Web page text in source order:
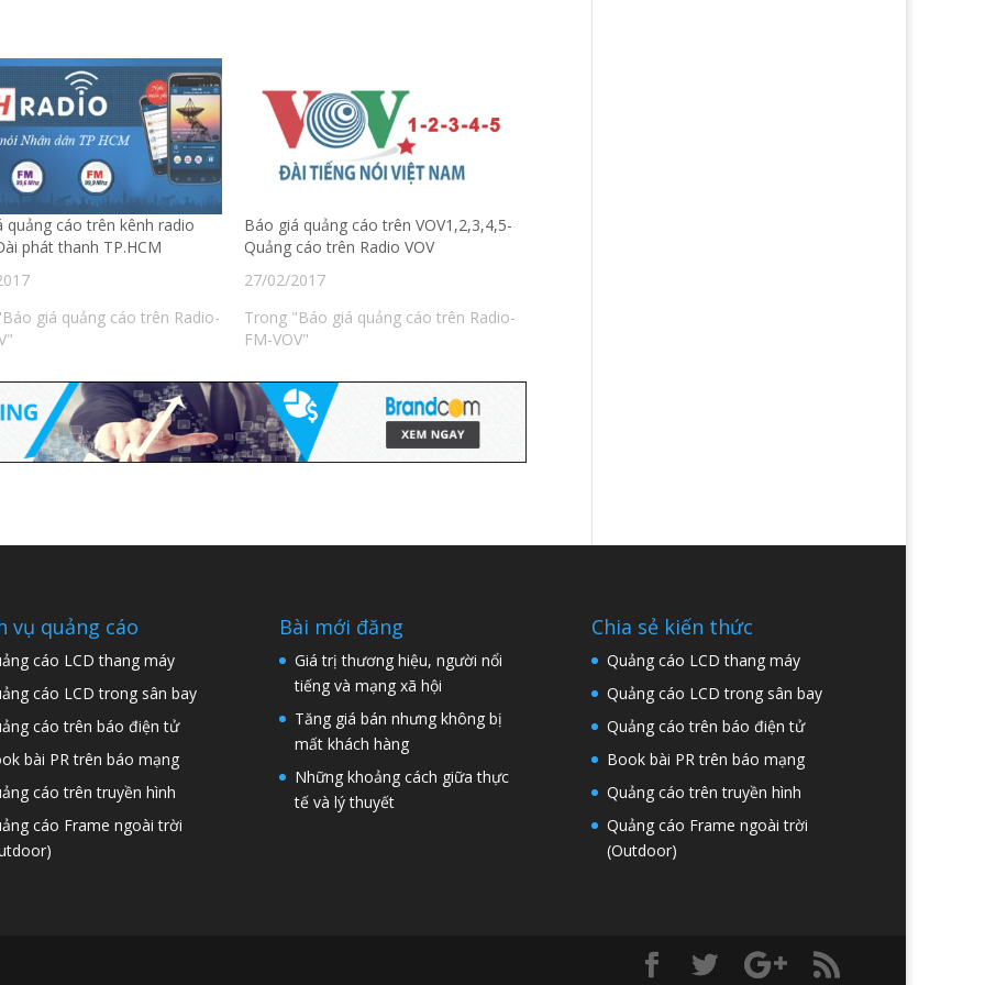
quảng cáo trên kênh radio
phát thanh TP.HCM
giá quảng cáo trên Radio-
Báo giá quảng cáo trên VOV1,2,3,4,5-
Quảng cáo trên Radio VOV
27/02/2017
Trong "Báo giá quảng cáo trên Radio-
FM-VOV"
vụ quảng cáo
cáo LCD thang máy
cáo LCD trong sân bay
cáo trên báo điện tử
bài PR trên báo mạng
cáo trên truyền hình
cáo Frame ngoài trời
Bài mới đăng
Giá trị thương hiệu, người nổi
tiếng và mạng xã hội
Tăng giá bán nhưng không bị
mất khách hàng
Những khoảng cách giữa thực
tế và lý thuyết
Chia sẻ kiến thức
Quảng cáo LCD thang máy
Quảng cáo LCD trong sân bay
Quảng cáo trên báo điện tử
Book bài PR trên báo mạng
Quảng cáo trên truyền hình
Quảng cáo Frame ngoài trời
(Outdoor)